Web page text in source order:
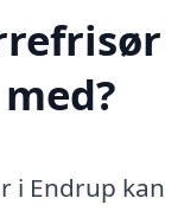
i Endrup kan